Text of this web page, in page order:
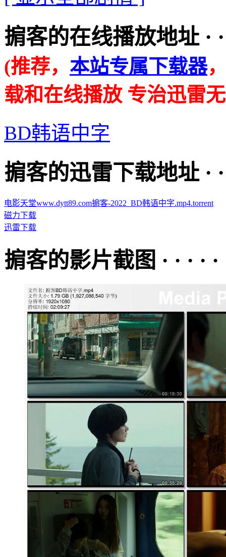
掮客的在线播放地址 · ·
(推荐， 本站专属下载器
载和在线播放 专治迅雷
BD韩语中字
掮客的迅雷下载地址 · ·
电影天堂www.dytt89.com掮客-2022_BD韩语中字.mp4.torrent
磁力下载
迅雷下载
掮客的影片截图 · · · · ·